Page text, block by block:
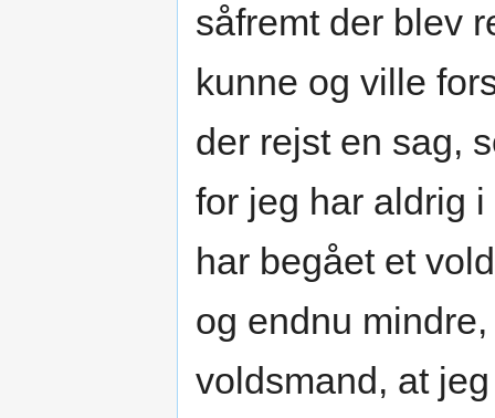
såfremt der blev
kunne og ville
der rejst en sag,
for jeg har aldrig
har begået et
og endnu
voldsmand, at